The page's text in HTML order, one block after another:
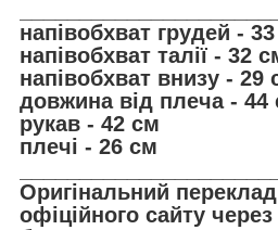
напівобхват грудей -
напівобхват талії - 32
напівобхват внизу - 29
довжина від плеча - 44
рукав - 42 см
плечі - 26 см
Оригінальний
офіційного сайту